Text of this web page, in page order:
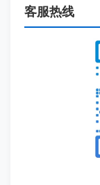
客服热线